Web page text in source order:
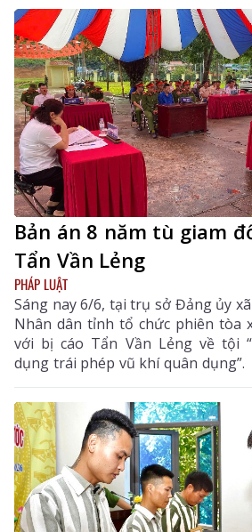
Bản án 8 năm tù giam
Tẩn Vần Lẻng
PHÁP LUẬT
Sáng nay 6/6, tại trụ sở Đảng ủy
Nhân dân tỉnh tổ chức phiên tòa
với bị cáo Tẩn Vần Lẻng về tội
dụng trái phép vũ khí quân dụng”.